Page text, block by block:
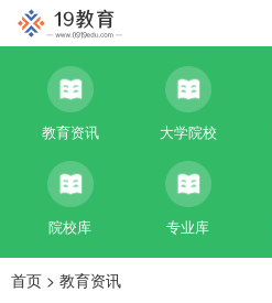
教育资讯 大学院校
院校库 专业库
首页 > 教育资讯